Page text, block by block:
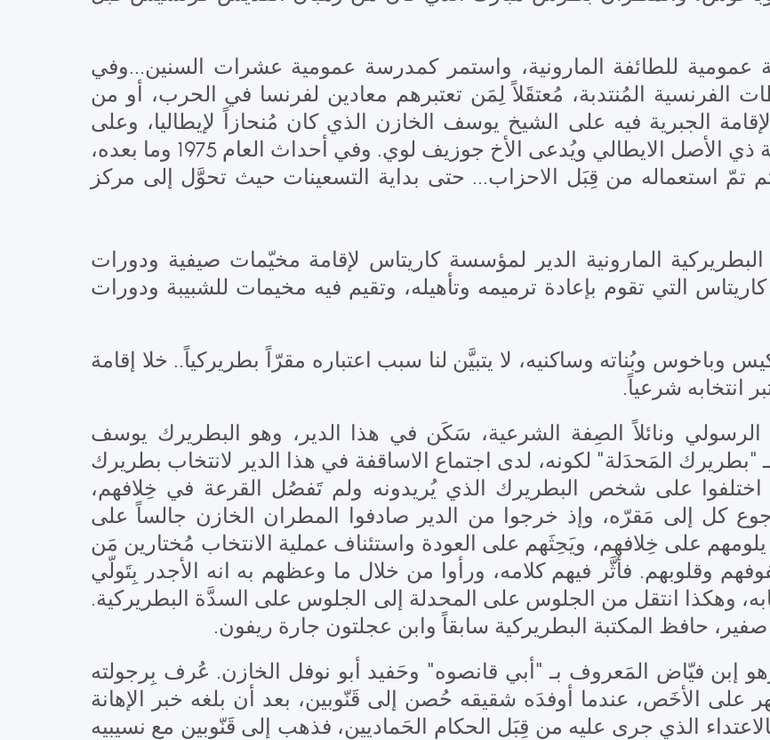
سنة 1831 إلى مَدرسة عمومية للطائفة المارونية، واستمر كمدرسة عمومية عشرات السنين...وفي
الفرنسية المُنتدبة، مُعتقَلاً لِمَن تعتبرهم معادين لفرنسا في الحرب، أو من
الجبرية فيه على الشيخ يوسف الخازن الذي كان مُنحازاً لإيطاليا، وعلى
مدير مدرسة الاخوة المريميين في جونية ذي الأصل الايطالي ويُدعى الأخ جوزيف لوي. وفي أحداث العام 1975 وما بعده،
تمّ استعماله من قِبَل الاحزاب... حتى بداية التسعينات حيث تحوَّل إلى مركز
من العام 2008 قدَّمت البطريركية المارونية الدير لمؤسسة كاريتاس لإقامة مخيّمات صيفية ودورات
التي تقوم بإعادة ترميمه وتأهيله، وتقيم فيه مخيمات للشبيبة ودورات
وباخوس وبُناته وساكنيه، لا يتبيَّن لنا سبب اعتباره مقرّاً بطريركياً.. خلا إقامة
انتخابه شرعياً.
ونائلاً الصِفة الشرعية، سَكَن في هذا الدير، وهو البطريرك يوسف
1742) الذي لُقِّب بـ "بطريرك المَحدَلة" لكونه، لدى اجتماع الاساقفة في هذا الدير لانتخاب بطريرك
اختلفوا على شخص البطريرك الذي يُريدونه ولم تَفصُل القرعة في خِلافهم،
كل إلى مَقرّه، وإذ خرجوا من الدير صادفوا المطران الخازن جالساً على
على خِلافهم، ويَحِثَهم على العودة واستئناف عملية الانتخاب مُختارين مَن
وقلوبهم. فأثَّر فيهم كلامه، ورأوا من خلال ما وعظهم به انه الأجدر بِتَولّي
وهكذا انتقل من الجلوس على المحدلة إلى الجلوس على السدَّة البطريركية.
حافظ المكتبة البطريركية سابقاً وابن عجلتون جارة ريفون.
إبن فيّاض المَعروف بـ "أبي قانصوه" وحَفيد أبو نوفل الخازن. عُرف بِرجولته
على الأخَص، عندما أوفدَه شقيقه حُصن إلى قَنّوبين، بعد أن بلغه خبر الإهانة
الذي جرى عليه من قِبَل الحكام الحَماديين، فذهب إلى قَنّوبين مع نسيبيه